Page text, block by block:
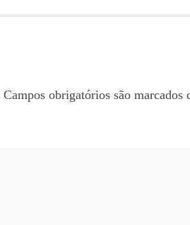
Campos obrigatórios são marcados